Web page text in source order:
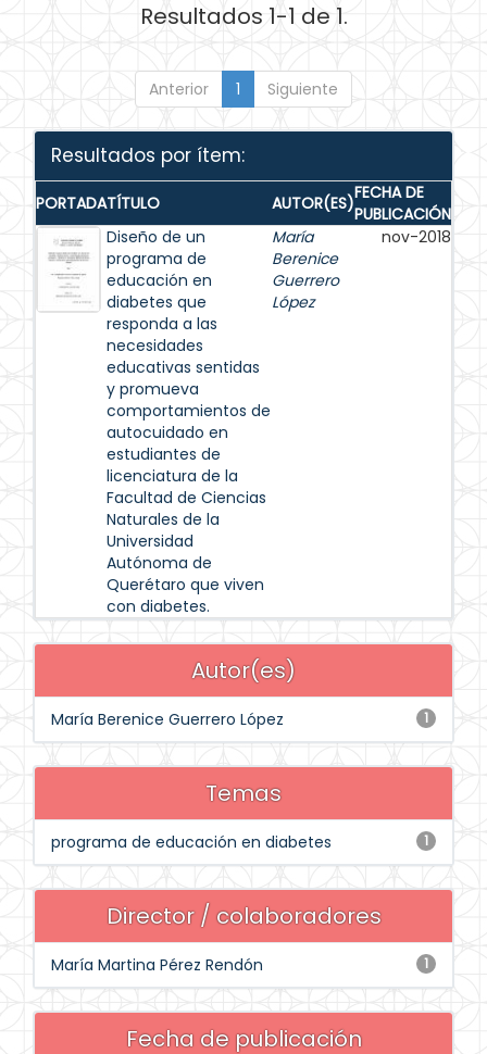
Resultados 1-1 de 1.
Anterior 1 Siguiente
Resultados por ítem:
PORTADATÍTULO AUTOR(ES)FECHA DE
PUBLICACIÓN
Diseño de un
programa de
educación en
diabetes que
responda a las
necesidades
educativas sentidas
y promueva
comportamientos de
autocuidado en
estudiantes de
licenciatura de la
Facultad de Ciencias
Naturales de la
Universidad
Autónoma de
Querétaro que viven
con diabetes.
María
Berenice
Guerrero
López
nov-2018
Autor(es)
1
María Berenice Guerrero López
Temas
1
programa de educación en diabetes
Director / colaboradores
1
María Martina Pérez Rendón
Fecha de publicación